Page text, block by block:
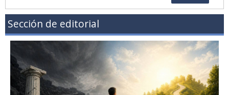
Sección de editorial